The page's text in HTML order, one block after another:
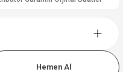
Hemen Al